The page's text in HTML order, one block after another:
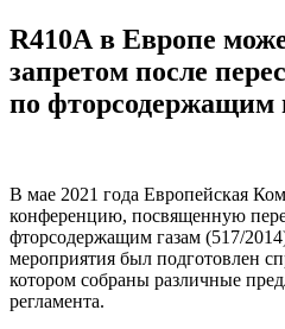
R410А в Европе
запретом после
по фторсодержащим
В мае 2021 года Европейская
конференцию, посвященную
фторсодержащим газам (517/
мероприятия был подготовлен
котором собраны различные
регламента.